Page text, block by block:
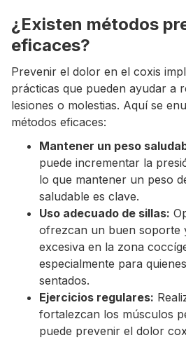
¿Existen métodos
eficaces?
Prevenir el dolor en el coxis
prácticas que pueden ayudar a
lesiones o molestias. Aquí se
métodos eficaces:
Mantener un peso
puede incrementar la
lo que mantener un peso
saludable es clave.
Uso adecuado de sillas:
ofrezcan un buen soporte
excesiva en la zona
especialmente para
sentados.
Ejercicios regulares:
fortalezcan los músculos
puede prevenir el dolor